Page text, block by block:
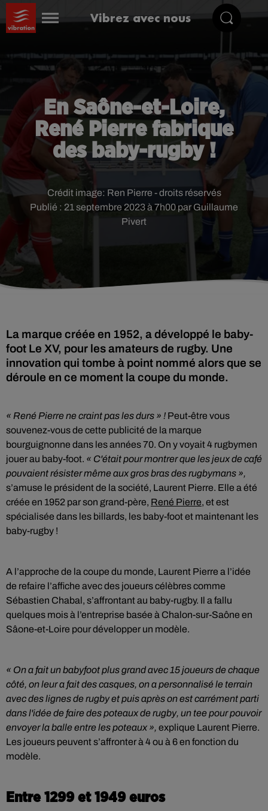
Vibrez avec nous
En Saône-et-Loire,
René Pierre fabrique
des baby-rugby !
Publié : 21 septembre 2023 à 7h00 par Guillaume
Pivert
Crédit image: Ren Pierre - droits réservés
La marque créée en 1952, a développé le baby-
foot Le XV, pour les amateurs de rugby. Une
innovation qui tombe à point nommé alors que se
« René Pierre ne craint pas les durs » ! Peut-être vous
souvenez-vous de cette publicité de la marque
bourguignonne dans les années 70. On y voyait 4 rugbymen
jouer au baby-foot. « C'était pour montrer que les jeux de café
pouvaient résister même aux gros bras des rugbymans »,
s’amuse le président de la société, Laurent Pierre. Elle a été
créée en 1952 par son grand-père, René Pierre, et est
spécialisée dans les billards, les baby-foot et maintenant les
baby-rugby !
A l’approche de la coupe du monde, Laurent Pierre a l’idée
de refaire l’affiche avec des joueurs célèbres comme
Sébastien Chabal, s’affrontant au baby-rugby. Il a fallu
quelques mois à l’entreprise basée à Chalon-sur-Saône en
Sâone-et-Loire pour développer un modèle.
« On a fait un babyfoot plus grand avec 15 joueurs de chaque
côté, on leur a fait des casques, on a personnalisé le terrain
avec des lignes de rugby et puis après on est carrément parti
dans l'idée de faire des poteaux de rugby, un tee pour pouvoir
envoyer la balle entre les poteaux », explique Laurent Pierre.
Les joueurs peuvent s’affronter à 4 ou à 6 en fonction du
modèle.
Entre 1299 et 1949 euros